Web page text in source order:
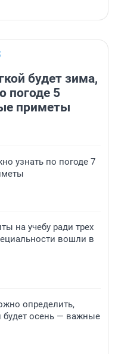
будет зима,
погоде 5
приметы
узнать по погоде 7
на учебу ради трех
вошли в
определить,
осень — важные